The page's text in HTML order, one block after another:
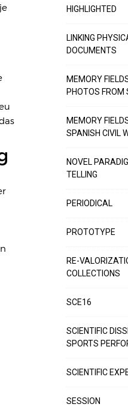
HIGHLIGHTED
LINKING
DOCUMENTS
MEMORY
PHOTOS FROM
MEMORY
SPANISH CIVIL
NOVEL
TELLING
PERIODICAL
PROTOTYPE
RE-
COLLECTIONS
SCE16
SCIENTIFIC
SPORTS
SCIENTIFIC
SESSION